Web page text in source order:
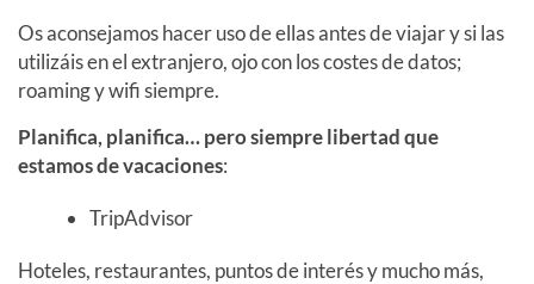
Os aconsejamos hacer uso de ellas antes de viajar y si las
utilizáis en el extranjero, ojo con los costes de datos;
roaming y wifi siempre.
Planifica, planifica… pero siempre libertad que
estamos de vacaciones:
TripAdvisor
Hoteles, restaurantes, puntos de interés y mucho más,